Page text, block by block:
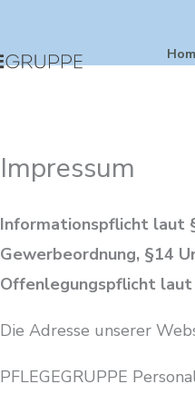
Impressum
Informationspflicht laut
Gewerbeordnung, §14
Offenlegungspflicht
Die Adresse unserer
PFLEGEGRUPPE